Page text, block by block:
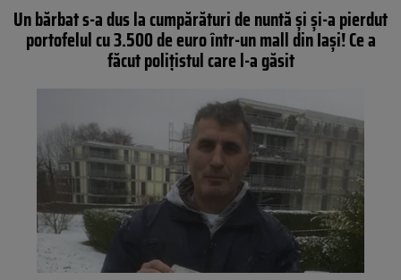
Un bărbat s-a dus la cumpărături de nuntă și și-a pierdut
portofelul cu 3.500 de euro într-un mall din Iași! Ce a
făcut polițistul care l-a găsit